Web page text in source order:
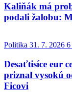
Kaliňák má
podali žalobu:
Politika 31. 7. 2026 6
Desaťtisíce eur
priznal vysokú
Ficovi